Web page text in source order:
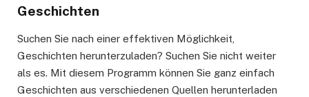
Geschichten
Suchen Sie nach einer effektiven Möglichkeit,
Geschichten herunterzuladen? Suchen Sie nicht weiter
als es. Mit diesem Programm können Sie ganz einfach
Geschichten aus verschiedenen Quellen herunterladen